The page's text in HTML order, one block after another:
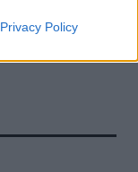
Privacy Policy